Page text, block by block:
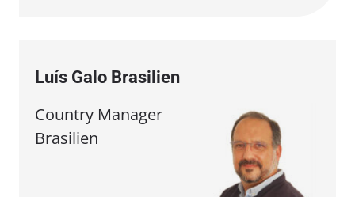
Luís Galo Brasilien
Country Manager
Brasilien